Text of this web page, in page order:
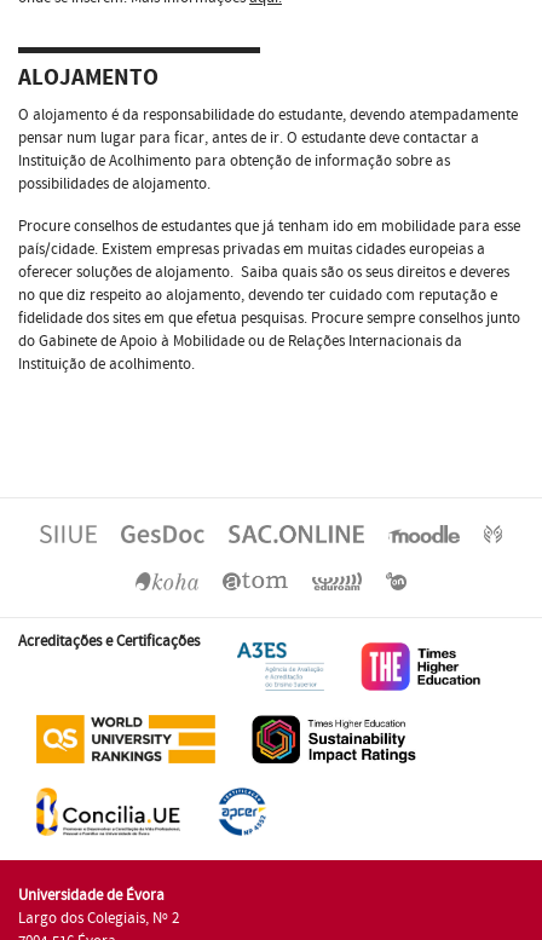
ALOJAMENTO
O alojamento é da responsabilidade do estudante, devendo atempadamente
pensar num lugar para ficar, antes de ir. O estudante deve contactar a
Instituição de Acolhimento para obtenção de informação sobre as
possibilidades de alojamento.
Procure conselhos de estudantes que já tenham ido em mobilidade para esse
país/cidade. Existem empresas privadas em muitas cidades europeias a
oferecer soluções de alojamento. Saiba quais são os seus direitos e deveres
no que diz respeito ao alojamento, devendo ter cuidado com reputação e
fidelidade dos sites em que efetua pesquisas. Procure sempre conselhos junto
do Gabinete de Apoio à Mobilidade ou de Relações Internacionais da
Instituição de acolhimento.
Acreditações e Certificações
Universidade de Évora
Largo dos Colegiais, Nº 2